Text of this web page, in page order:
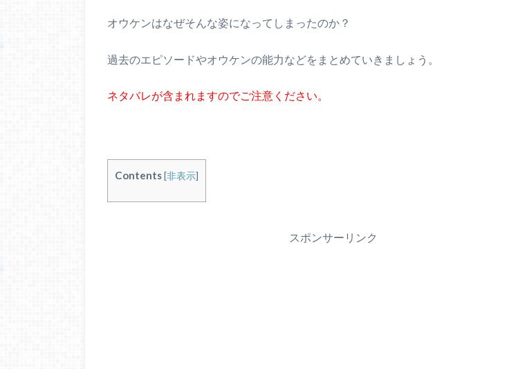
オウケンはなぜそんな姿になってしまったのか？
過去のエピソードやオウケンの能力などをまとめていきましょう。
ネタバレが含まれますのでご注意ください。
Contents[非表示]
スポンサーリンク